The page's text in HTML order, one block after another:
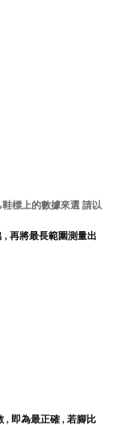
鞋標上的數據來選 請以
, 再將最長範圍測量出
, 即為最正確 , 若腳比